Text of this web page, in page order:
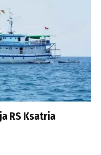
RS Ksatria